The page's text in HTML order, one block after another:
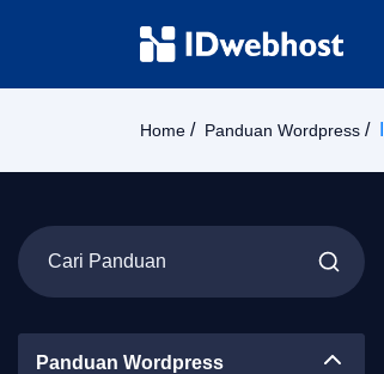
Home Panduan Wordpress
Panduan Wordpress